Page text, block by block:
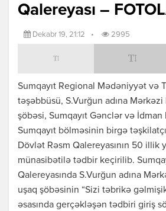
Qalereyası –
Dekabr 19, 21:12 • 2995
Sumqayıt Regional Mədəniyyət və
təşəbbüsü, S.Vurğun adına Mərkəzi
şöbəsi, Sumqayıt Gənclər və İdman
Sumqayıt bölməsinin birgə
Dövlət Rəsm Qalereyasının 50 illik
münasibətilə tədbir keçirilib.
Qalereyasında S.Vurğun adına
uşaq şöbəsinin “Sizi təbrikə
əsasında gerçəkləşən tədbiri giriş